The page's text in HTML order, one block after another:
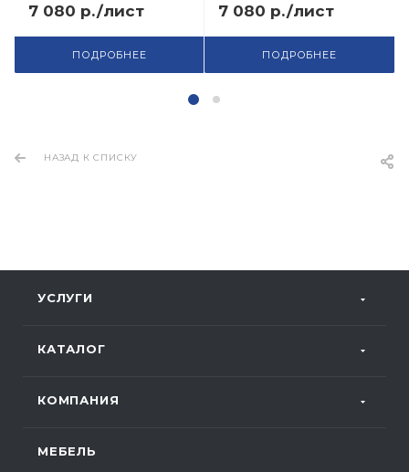
7 080 р./лист
ПОДРОБНЕЕ
7 080 р./лист
ПОДРОБНЕЕ
НАЗАД К СПИСКУ
УСЛУГИ
КАТАЛОГ
КОМПАНИЯ
МЕБЕЛЬ